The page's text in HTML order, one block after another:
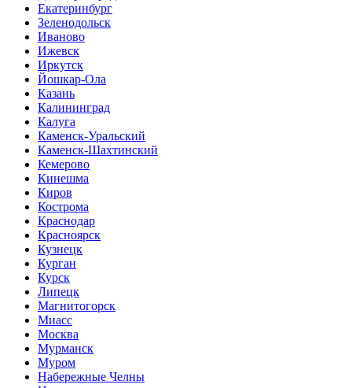
Екатеринбург
Зеленодольск
Иваново
Ижевск
Иркутск
Йошкар-Ола
Казань
Калининград
Калуга
Каменск-Уральский
Каменск-Шахтинский
Кемерово
Кинешма
Киров
Кострома
Краснодар
Красноярск
Кузнецк
Курган
Курск
Липецк
Магнитогорск
Миасс
Москва
Мурманск
Муром
Набережные Челны